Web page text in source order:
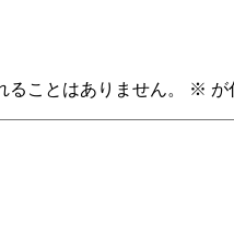
ことはありません。 ※ が